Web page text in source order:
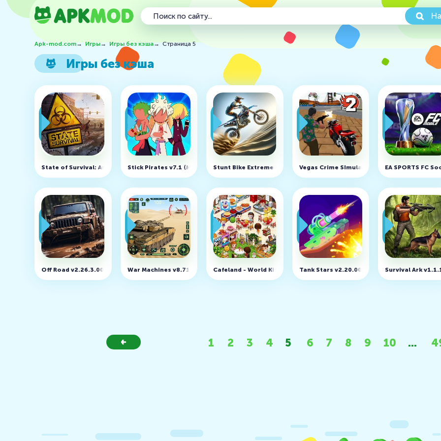
Apk-mod.com→Игры→Игры без кэша→Страница 5
Игры без кэша
State of Survival: Апокалипсис v1.26.600Stick Pirates v7.1 (MOD, много денег)Stunt Bike Extreme v0.575 (MOD, много денег)Vegas Crime SImulator 2 v3.3.6 (MOD,
EA SPORTS FC
Off Road v2.26.3.001.502 (MOD, много денег)
War Machines v8.71.0 Cafeland - World Kitchen v2.77.2 (MOD, много денег)
Tank Stars v2.20.001 (MOD, много денег)
Survival Ark
1 2 3 4 5 6 7 8 9 10 ...